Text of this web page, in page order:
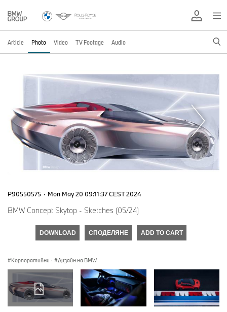
Article Photo Video TV Footage Audio
P90550575 · Mon May 20 09:11:37 CEST 2024
BMW Concept Skytop - Sketches (05/24)
DOWNLOAD СПОДЕЛЯНЕ ADD TO CART
Корпоративни · Дизайн на BMW